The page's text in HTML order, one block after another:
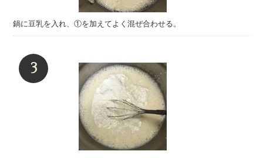
鍋に豆乳を入れ、①を加えてよく混ぜ合わせる。